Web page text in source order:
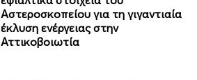
Αστεροσκοπείου για τη γιγαντιαία
έκλυση ενέργειας στην
Αττικοβοιωτία